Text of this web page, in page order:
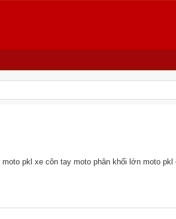
pkl xe côn tay moto phân khối lớn moto